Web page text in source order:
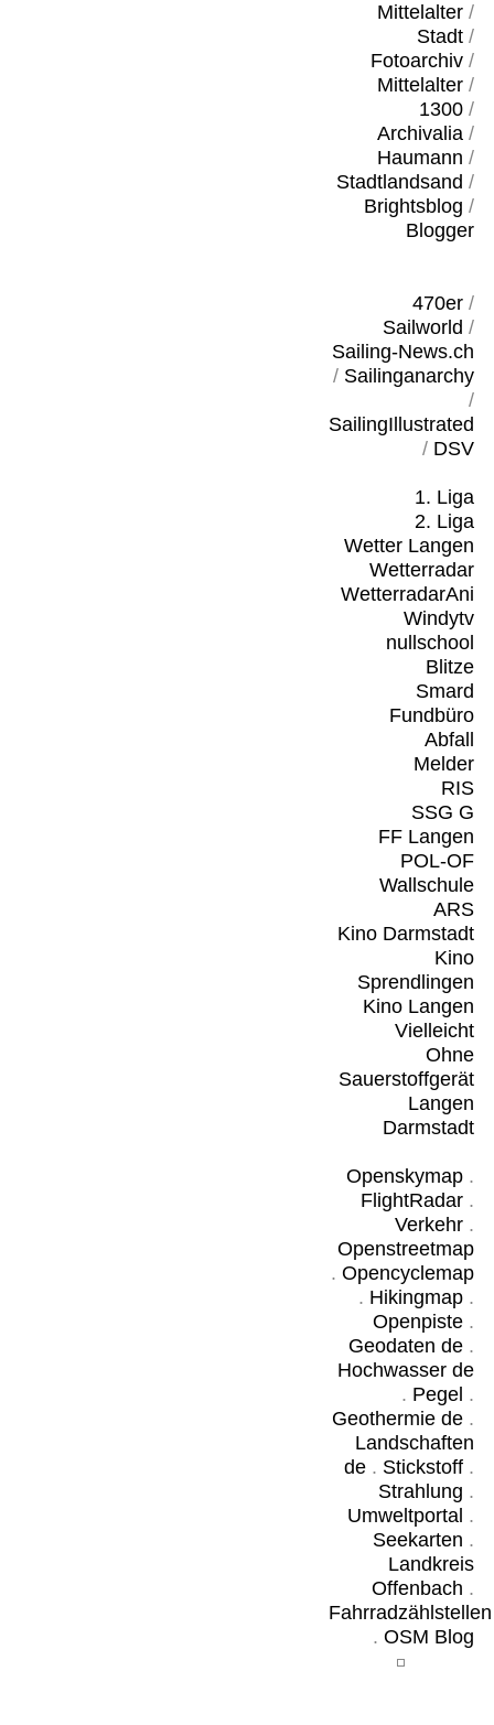
Mittelalter/
Stadt/
Fotoarchiv/
Mittelalter/
1300/
Archivalia/
Haumann /
Stadtlandsand /
Brightsblog /
Blogger
470er/
Sailworld /
Sailing-News.ch
/ Sailinganarchy
/
SailingIllustrated
/ DSV
1. Liga
2. Liga
Wetter Langen
Wetterradar
WetterradarAni
Windytv
nullschool
Blitze
Smard
Fundbüro
Abfall
Melder
RIS
SSG G
FF Langen
POL-OF
Wallschule
ARS
Kino Darmstadt
Kino
Sprendlingen
Kino Langen
Vielleicht
Ohne
Sauerstoffgerät
Langen
Darmstadt
Openskymap.
FlightRadar.
Verkehr.
Openstreetmap
. Opencyclemap
. Hikingmap.
Openpiste.
Geodaten de.
Hochwasser de
. Pegel .
Geothermie de.
Landschaften
de. Stickstoff.
Strahlung .
Umweltportal .
Seekarten .
Landkreis
Offenbach .
Fahrradzählstellen
. OSM Blog